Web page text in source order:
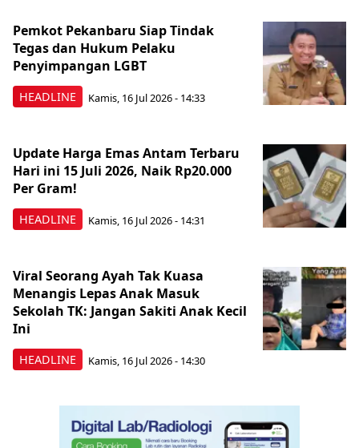
HEADLINE
Pemkot Pekanbaru Siap Tindak
Tegas dan Hukum Pelaku
Penyimpangan LGBT
Kamis, 16 Jul 2026 - 14:33
HEADLINE
Update Harga Emas Antam Terbaru
Hari ini 15 Juli 2026, Naik Rp20.000
Per Gram!
Kamis, 16 Jul 2026 - 14:31
HEADLINE
Viral Seorang Ayah Tak Kuasa
Menangis Lepas Anak Masuk
Sekolah TK: Jangan Sakiti Anak Kecil
Ini
Kamis, 16 Jul 2026 - 14:30